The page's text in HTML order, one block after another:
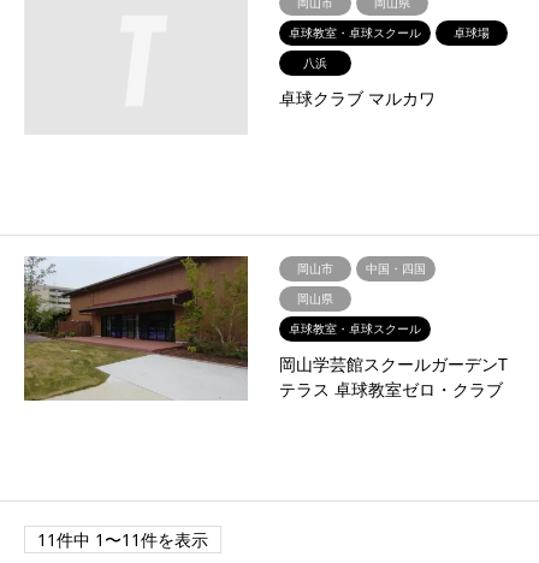
卓球教室・卓球スクール
卓球場
八浜
卓球クラブ マルカワ
岡山市
中国・四国
岡山県
卓球教室・卓球スクール
岡山学芸館スクールガーデンT
テラス 卓球教室ゼロ・クラブ
11件中 1〜11件を表示